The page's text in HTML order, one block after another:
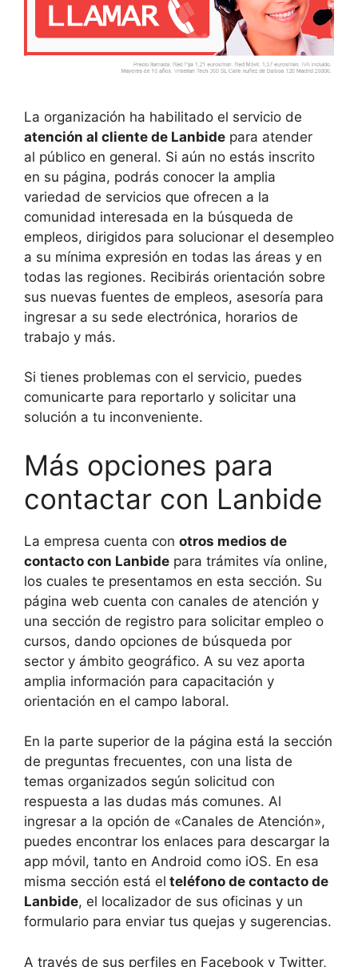
La organización ha habilitado el servicio de
atención al cliente de Lanbide para atender
al público en general. Si aún no estás inscrito
en su página, podrás conocer la amplia
variedad de servicios que ofrecen a la
comunidad interesada en la búsqueda de
empleos, dirigidos para solucionar el desempleo
a su mínima expresión en todas las áreas y en
todas las regiones. Recibirás orientación sobre
sus nuevas fuentes de empleos, asesoría para
ingresar a su sede electrónica, horarios de
trabajo y más.
Si tienes problemas con el servicio, puedes
comunicarte para reportarlo y solicitar una
solución a tu inconveniente.
Más opciones para
contactar con Lanbide
La empresa cuenta con otros medios de
contacto con Lanbide para trámites vía online,
los cuales te presentamos en esta sección. Su
página web cuenta con canales de atención y
una sección de registro para solicitar empleo o
cursos, dando opciones de búsqueda por
sector y ámbito geográfico. A su vez aporta
amplia información para capacitación y
orientación en el campo laboral.
En la parte superior de la página está la sección
de preguntas frecuentes, con una lista de
temas organizados según solicitud con
respuesta a las dudas más comunes. Al
ingresar a la opción de «Canales de Atención»,
puedes encontrar los enlaces para descargar la
app móvil, tanto en Android como iOS. En esa
misma sección está el teléfono de contacto de
Lanbide, el localizador de sus oficinas y un
formulario para enviar tus quejas y sugerencias.
A través de sus perfiles en Facebook y Twitter,